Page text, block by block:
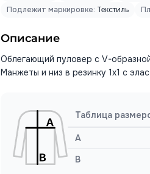
Подлежит маркировке: Текстиль
Описание
Облегающий пуловер с V-
Манжеты и низ в резинку 1x1 с
Таблица
A
B